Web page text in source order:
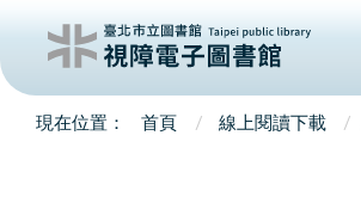
首頁 線上閱讀下載